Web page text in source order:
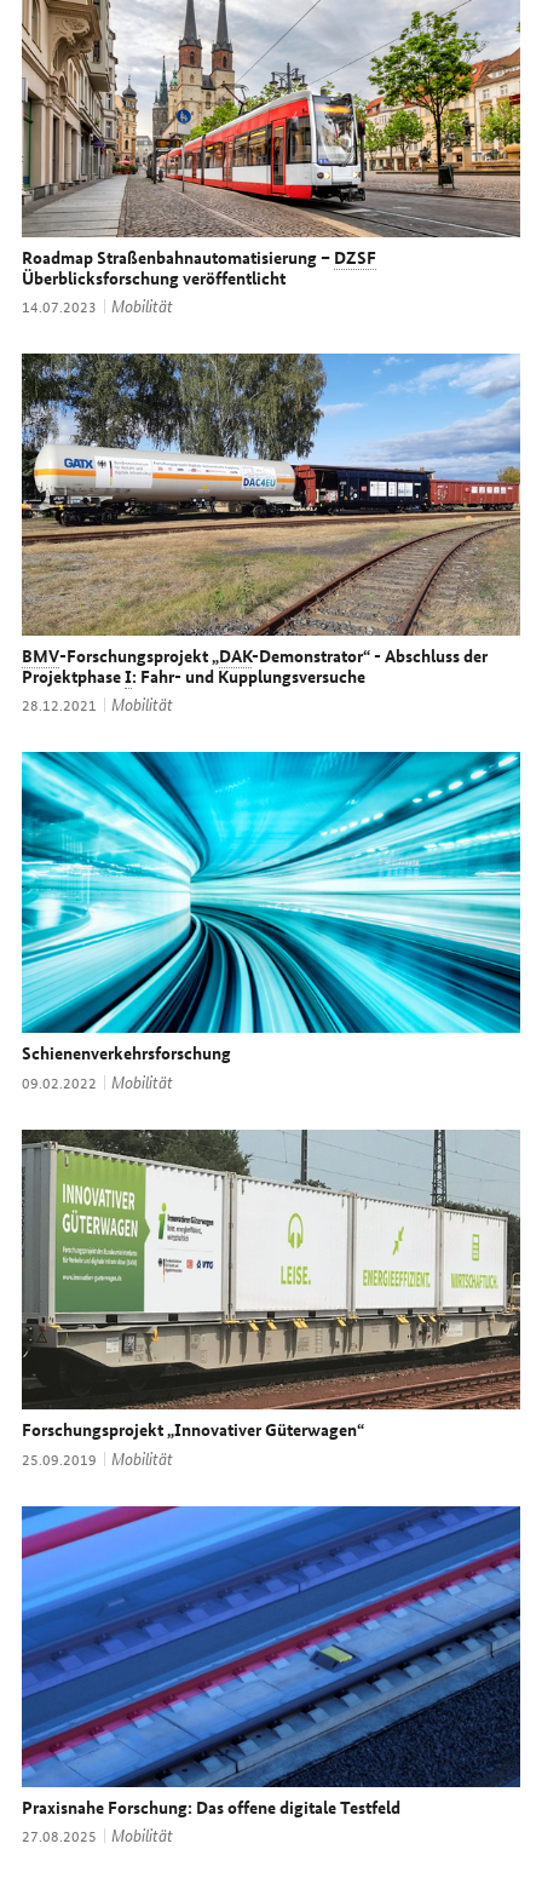
Roadmap Straßenbahnautomatisierung – DZSF
Überblicksforschung veröffentlicht
Datum:
14.07.2023 Thema:
Mobilität
BMV-Forschungsprojekt „DAK-Demonstrator“ - Abschluss der
ProjektphaseI: Fahr- und Kupplungsversuche
Datum:
28.12.2021 Thema:
Mobilität
Schienenverkehrsforschung
Datum:
09.02.2022 Thema:
Mobilität
Forschungsprojekt „Innovativer Güterwagen“
Datum:
25.09.2019 Thema:
Mobilität
Praxisnahe Forschung: Das offene digitale Testfeld
Datum:
27.08.2025 Thema:
Mobilität